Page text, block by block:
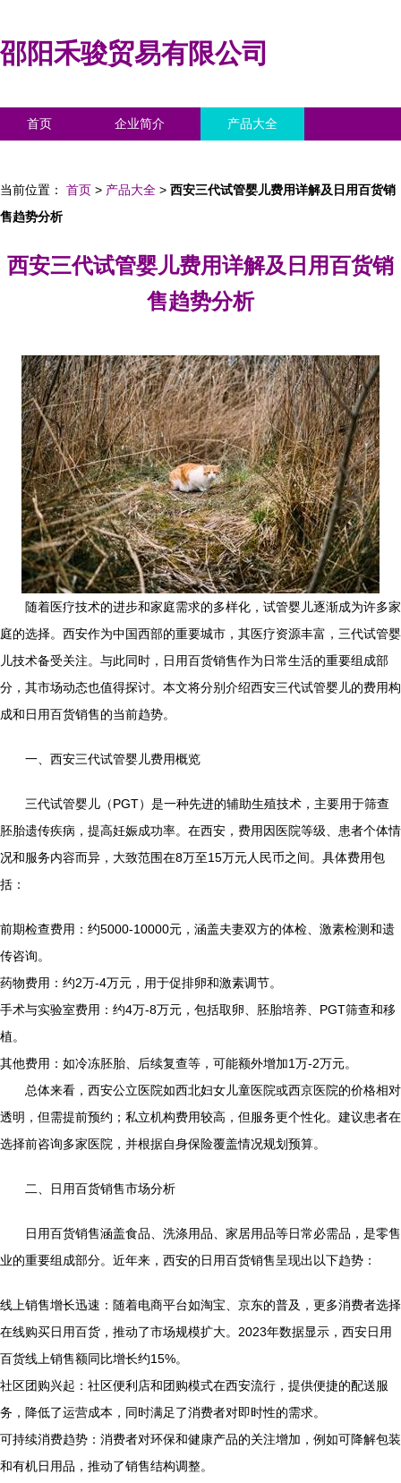
邵阳禾骏贸易有限公司
首页 企业简介 产品大全
当前位置： 首页 > 产品大全 > 西安三代试管婴儿费用详解及日用百货销
售趋势分析
西安三代试管婴儿费用详解及日用百货销
售趋势分析
随着医疗技术的进步和家庭需求的多样化，试管婴儿逐渐成为许多家
庭的选择。西安作为中国西部的重要城市，其医疗资源丰富，三代试管婴
儿技术备受关注。与此同时，日用百货销售作为日常生活的重要组成部
分，其市场动态也值得探讨。本文将分别介绍西安三代试管婴儿的费用构
成和日用百货销售的当前趋势。
一、西安三代试管婴儿费用概览
三代试管婴儿（PGT）是一种先进的辅助生殖技术，主要用于筛查
胚胎遗传疾病，提高妊娠成功率。在西安，费用因医院等级、患者个体情
况和服务内容而异，大致范围在8万至15万元人民币之间。具体费用包
括：
前期检查费用：约5000-10000元，涵盖夫妻双方的体检、激素检测和遗
传咨询。
药物费用：约2万-4万元，用于促排卵和激素调节。
手术与实验室费用：约4万-8万元，包括取卵、胚胎培养、PGT筛查和移
植。
其他费用：如冷冻胚胎、后续复查等，可能额外增加1万-2万元。
总体来看，西安公立医院如西北妇女儿童医院或西京医院的价格相对
透明，但需提前预约；私立机构费用较高，但服务更个性化。建议患者在
选择前咨询多家医院，并根据自身保险覆盖情况规划预算。
二、日用百货销售市场分析
日用百货销售涵盖食品、洗涤用品、家居用品等日常必需品，是零售
业的重要组成部分。近年来，西安的日用百货销售呈现出以下趋势：
线上销售增长迅速：随着电商平台如淘宝、京东的普及，更多消费者选择
在线购买日用百货，推动了市场规模扩大。2023年数据显示，西安日用
百货线上销售额同比增长约15%。
社区团购兴起：社区便利店和团购模式在西安流行，提供便捷的配送服
务，降低了运营成本，同时满足了消费者对即时性的需求。
可持续消费趋势：消费者对环保和健康产品的关注增加，例如可降解包装
和有机日用品，推动了销售结构调整。